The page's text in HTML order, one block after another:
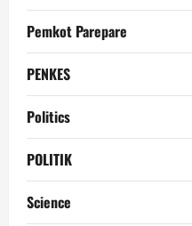
Pemkot Parepare
PENKES
Politics
POLITIK
Science